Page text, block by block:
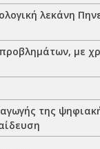
λεκάνη
με
της